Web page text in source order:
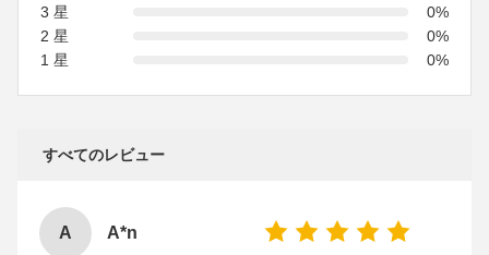
3 星
0%
2 星
0%
1 星
0%
すべてのレビュー
A A*n